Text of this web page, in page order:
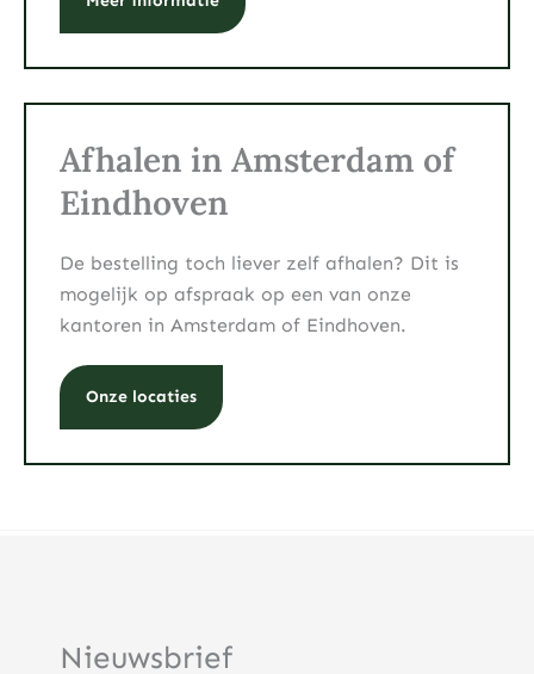
Afhalen in Amsterdam of
Eindhoven
De bestelling toch liever zelf afhalen? Dit is
mogelijk op afspraak op een van onze
kantoren in Amsterdam of Eindhoven.
Onze locaties
Nieuwsbrief